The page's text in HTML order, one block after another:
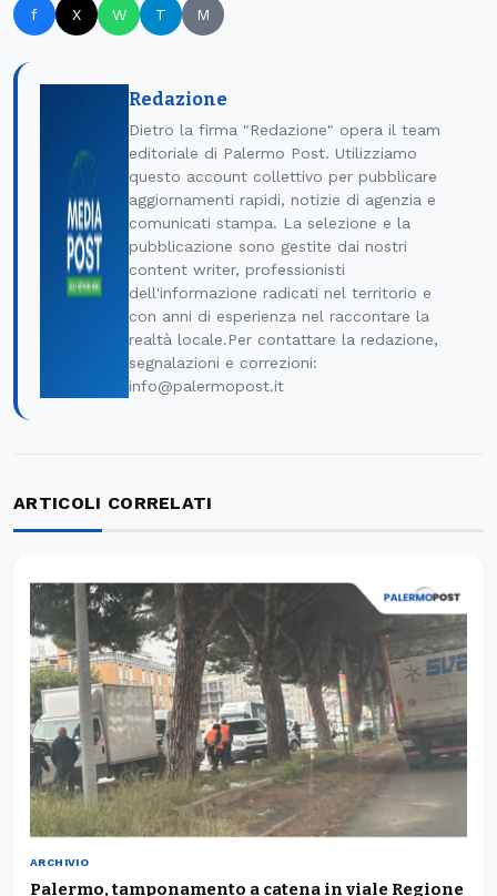
f X W T M
Redazione
Dietro la firma "Redazione" opera il team
editoriale di Palermo Post. Utilizziamo
questo account collettivo per pubblicare
aggiornamenti rapidi, notizie di agenzia e
comunicati stampa. La selezione e la
pubblicazione sono gestite dai nostri
content writer, professionisti
dell'informazione radicati nel territorio e
con anni di esperienza nel raccontare la
realtà locale.Per contattare la redazione,
segnalazioni e correzioni:
info@palermopost.it
ARTICOLI CORRELATI
ARCHIVIO
Palermo, tamponamento a catena in viale Regione